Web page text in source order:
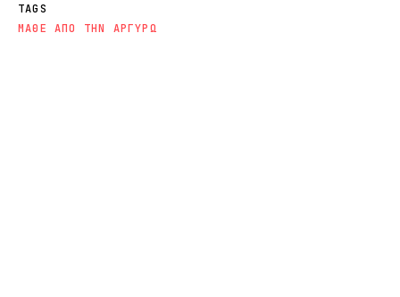
TAGS
ΜΑΘΕ ΑΠΟ ΤΗΝ ΑΡΓΥΡΩ